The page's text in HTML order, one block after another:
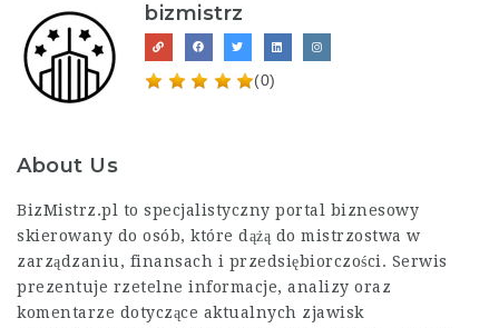
bizmistrz
(0)
About Us
BizMistrz.pl to specjalistyczny portal biznesowy
skierowany do osób, które dążą do mistrzostwa w
zarządzaniu, finansach i przedsiębiorczości. Serwis
prezentuje rzetelne informacje, analizy oraz
komentarze dotyczące aktualnych zjawisk